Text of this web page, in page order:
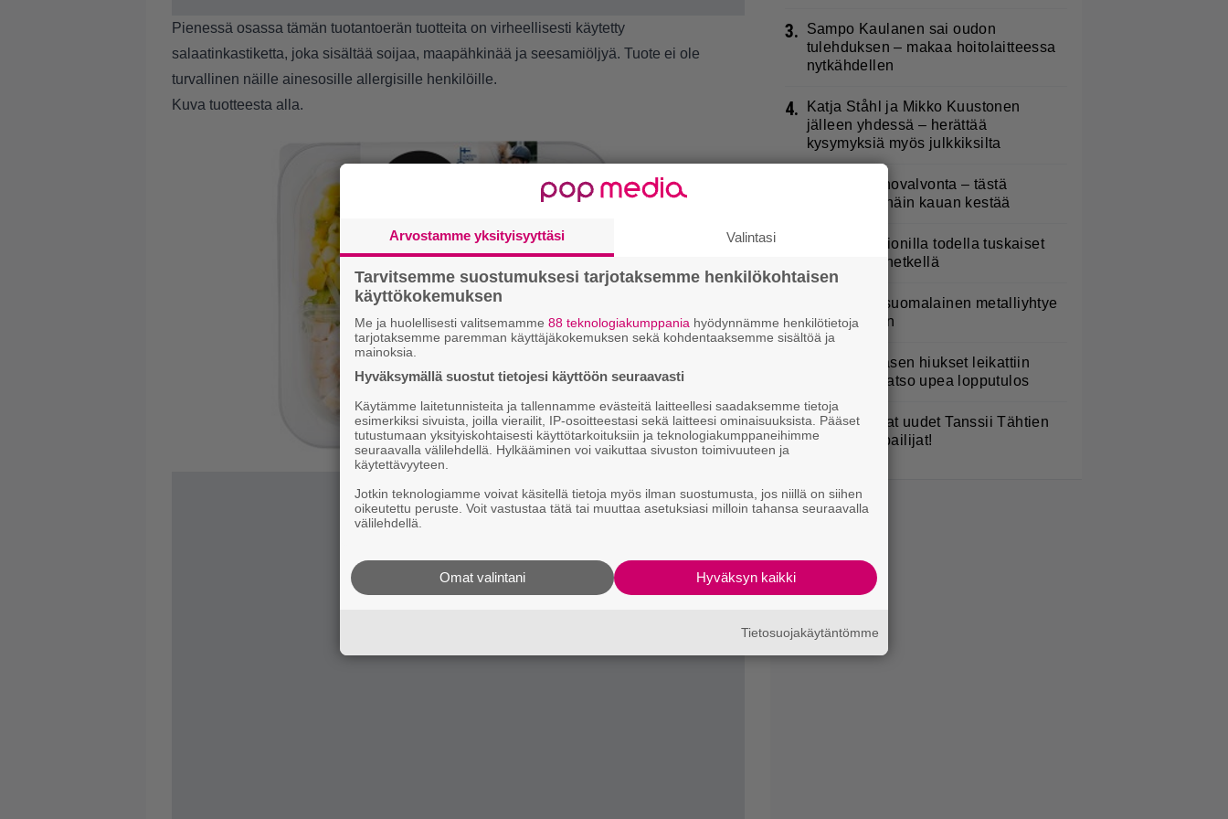
Pienessä osassa tämän tuotantoerän tuotteita on virheellisesti käytetty
salaatinkastiketta, joka sisältää soijaa, maapähkinää ja seesamiöljyä. Tuote ei ole
turvallinen näille ainesosille allergisille henkilöille.
Kuva tuotteesta alla.
3.
Sampo Kaulanen sai oudon
tulehduksen – makaa hoitolaitteessa
nytkähdellen
4.
Katja Ståhl ja Mikko Kuustonen
jälleen yhdessä – herättää
kysymyksiä myös julkkiksilta
Poliisilla tehovalvonta – tästä
kysymys ja näin kauan kestää
Laulaja Marionilla todella tuskaiset
paikat tällä hetkellä
Rakastettu suomalainen metalliyhtye
tekee paluun
Kerttu Rissasen hiukset leikattiin
lyhyeksi – katso upea lopputulos
9. MTV: He ovat uudet Tanssii Tähtien
Kanssa -kilpailijat!
Arvostamme yksityisyyttäsi Valintasi
Tarvitsemme suostumuksesi tarjotaksemme henkilökohtaisen
käyttökokemuksen
Me ja huolellisesti valitsemamme 88 teknologiakumppania hyödynnämme henkilötietoja
tarjotaksemme paremman käyttäjäkokemuksen sekä kohdentaaksemme sisältöä ja
mainoksia.
Hyväksymällä suostut tietojesi käyttöön seuraavasti
Käytämme laitetunnisteita ja tallennamme evästeitä laitteellesi saadaksemme tietoja
esimerkiksi sivuista, joilla vierailit, IP-osoitteestasi sekä laitteesi ominaisuuksista. Pääset
tutustumaan yksityiskohtaisesti käyttötarkoituksiin ja teknologiakumppaneihimme
seuraavalla välilehdellä. Hylkääminen voi vaikuttaa sivuston toimivuuteen ja
käytettävyyteen.
Jotkin teknologiamme voivat käsitellä tietoja myös ilman suostumusta, jos niillä on siihen
oikeutettu peruste. Voit vastustaa tätä tai muuttaa asetuksiasi milloin tahansa seuraavalla
välilehdellä.
Hyväksyn kaikki
Omat valintani
Tietosuojakäytäntömme